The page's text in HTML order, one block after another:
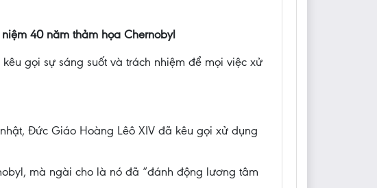
40 năm thảm họa Chernobyl
gọi sự sáng suốt và trách nhiệm để mọi việc xử
Đức Giáo Hoàng Lêô XIV đã kêu gọi xử dụng
mà ngài cho là nó đã “đánh động lương tâm